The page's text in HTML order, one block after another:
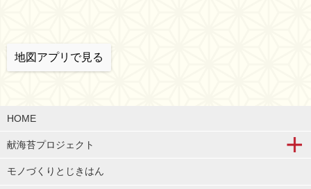
地図アプリで見る
HOME
献海苔プロジェクト
モノづくりとじきはん